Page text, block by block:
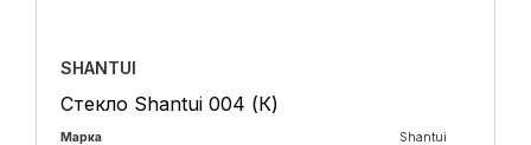
SHANTUI
Стекло Shantui 004 (К)
Марка
Shantui